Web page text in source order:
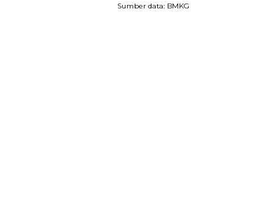
Sumber data: BMKG